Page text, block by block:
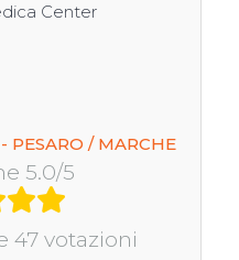
PESARO / MARCHE
5.0/5
47 votazioni